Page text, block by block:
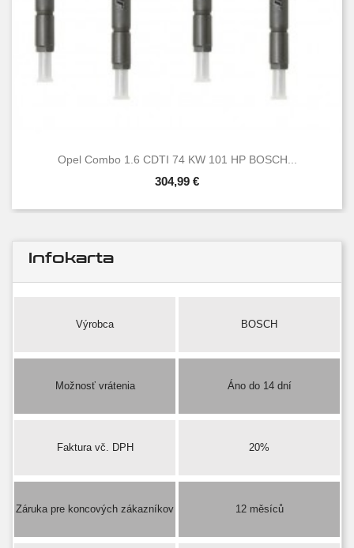
Opel Combo 1.6 CDTI 74 KW 101 HP BOSCH...
304,99 €
Infokarta
Výrobca BOSCH
Možnosť vrátenia Áno do 14 dní
Faktura vč. DPH 20%
Záruka pre koncových zákazníkov 12 měsíců